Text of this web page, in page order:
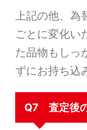
上記の他、為
ごとに変化い
た品物もしっ
ずにお持ち込
Q7 査定後